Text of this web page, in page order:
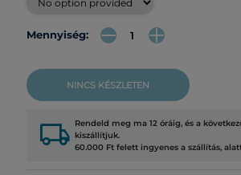
Mennyiség:
NINCS KÉSZLETEN
local_shipping Rendeld meg ma 12 óráig, és a
kiszállítjuk.
60.000 Ft felett ingyenes a szállítás,